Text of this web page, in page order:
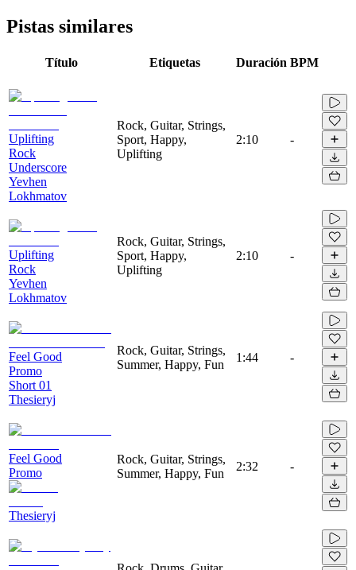
Pistas similares
Título Etiquetas Duración BPM
Uplifting
Rock
Underscore
Yevhen
Lokhmatov
Rock, Guitar, Strings,
Sport, Happy,
Uplifting
2:10 -
Uplifting
Rock
Yevhen
Lokhmatov
Rock, Guitar, Strings,
Sport, Happy,
Uplifting
2:10 -
Feel Good
Promo
Short 01
Thesieryj
Rock, Guitar, Strings,
Summer, Happy, Fun
1:44 -
Feel Good
Promo
Thesieryj
Rock, Guitar, Strings,
Summer, Happy, Fun
2:32 -